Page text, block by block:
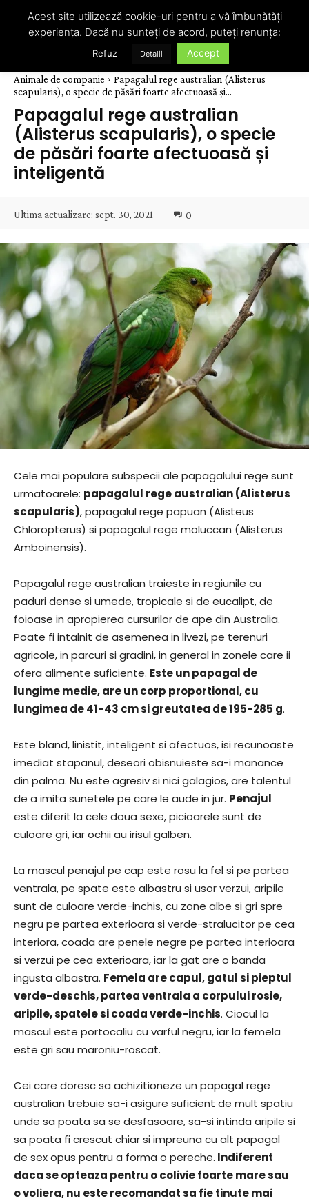
Animale de companie
Papagalul rege australian (Alisterus
scapularis), o specie de păsări foarte afectuoasă și...
Papagalul rege australian
(Alisterus scapularis), o specie
de păsări foarte afectuoasă și
inteligentă
Ultima actualizare: sept. 30, 2021 0
Cele mai populare subspecii ale papagalului rege sunt
urmatoarele: papagalul rege australian (Alisterus
scapularis), papagalul rege papuan (Alisteus
Chloropterus) si papagalul rege moluccan (Alisterus
Amboinensis).
Papagalul rege australian traieste in regiunile cu
paduri dense si umede, tropicale si de eucalipt, de
foioase in apropierea cursurilor de ape din Australia.
Poate fi intalnit de asemenea in livezi, pe terenuri
agricole, in parcuri si gradini, in general in zonele care ii
ofera alimente suficiente. Este un papagal de
lungime medie, are un corp proportional, cu
lungimea de 41-43 cm si greutatea de 195-285 g.
Este bland, linistit, inteligent si afectuos, isi recunoaste
imediat stapanul, deseori obisnuieste sa-i manance
din palma. Nu este agresiv si nici galagios, are talentul
de a imita sunetele pe care le aude in jur. Penajul
este diferit la cele doua sexe, picioarele sunt de
culoare gri, iar ochii au irisul galben.
La mascul penajul pe cap este rosu la fel si pe partea
ventrala, pe spate este albastru si usor verzui, aripile
sunt de culoare verde-inchis, cu zone albe si gri spre
negru pe partea exterioara si verde-stralucitor pe cea
interiora, coada are penele negre pe partea interioara
si verzui pe cea exterioara, iar la gat are o banda
ingusta albastra. Femela are capul, gatul si pieptul
verde-deschis, partea ventrala a corpului rosie,
aripile, spatele si coada verde-inchis. Ciocul la
mascul este portocaliu cu varful negru, iar la femela
este gri sau maroniu-roscat.
Cei care doresc sa achizitioneze un papagal rege
australian trebuie sa-i asigure suficient de mult spatiu
unde sa poata sa se desfasoare, sa-si intinda aripile si
sa poata fi crescut chiar si impreuna cu alt papagal
de sex opus pentru a forma o pereche. Indiferent
daca se opteaza pentru o colivie foarte mare sau
o voliera, nu este recomandat sa fie tinute mai
Acest site utilizează cookie-uri pentru a vă îmbunătăți
experiența. Dacă nu sunteți de acord, puteți renunța:
Refuz Detalii Accept